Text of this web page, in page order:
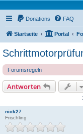
Donations FAQ
Startseite Portal
Forumsregeln
Antworten
nick27
Frischling